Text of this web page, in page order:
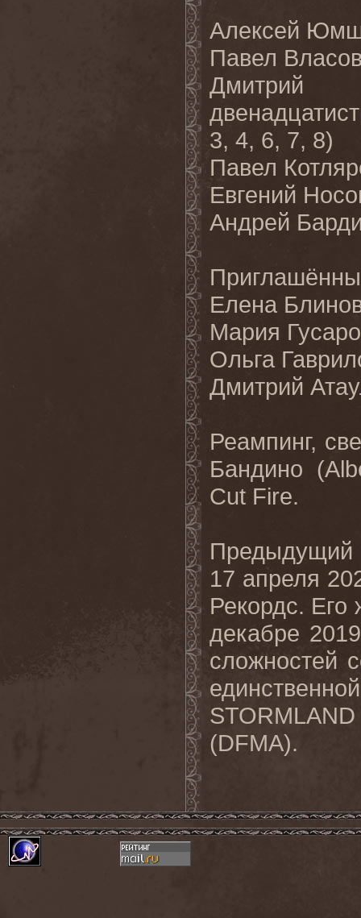
Алексей
Павел
3, 4, 6, 7, 8)
Павел
Евгений
Андрей
Елена
Мария
Ольга
Дмитрий
Реампинг,
Бандино
Cut Fire.
Предыдущий
17 апреля
Рекордс. Его
декабре
сложностей
(DFMA).